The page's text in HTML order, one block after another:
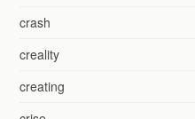
crash
creality
creating